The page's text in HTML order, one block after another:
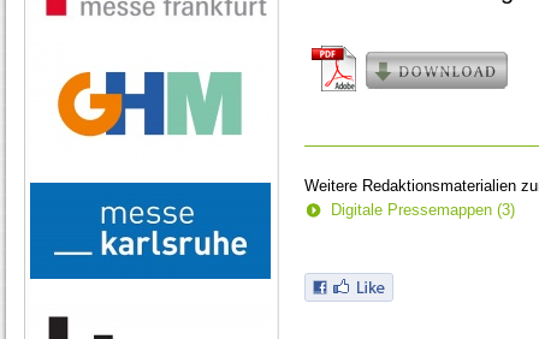
Weitere Redaktionsmaterialien
Digitale Pressemappen (3)